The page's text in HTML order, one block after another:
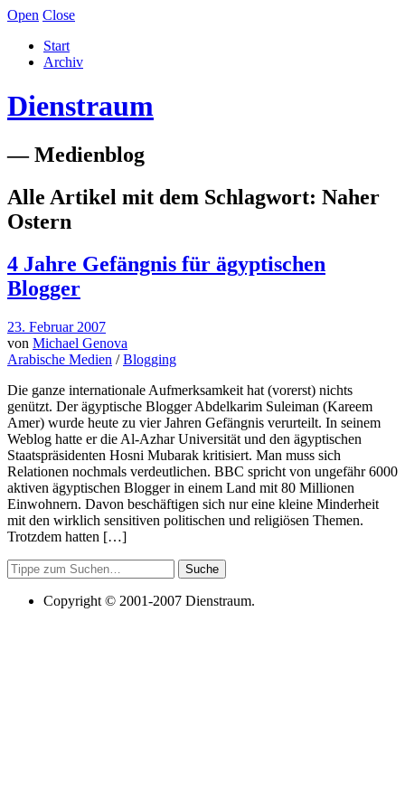
Open Close
Start
Archiv
Dienstraum
— Medienblog
Alle Artikel mit dem Schlagwort: Naher
Ostern
4 Jahre Gefängnis für ägyptischen
Blogger
23. Februar 2007
von Michael Genova
Arabische Medien /Blogging
Die ganze internationale Aufmerksamkeit hat (vorerst) nichts
genützt. Der ägyptische Blogger Abdelkarim Suleiman (Kareem
Amer) wurde heute zu vier Jahren Gefängnis verurteilt. In seinem
Weblog hatte er die Al-Azhar Universität und den ägyptischen
Staatspräsidenten Hosni Mubarak kritisiert. Man muss sich
Relationen nochmals verdeutlichen. BBC spricht von ungefähr 6000
aktiven ägyptischen Blogger in einem Land mit 80 Millionen
Einwohnern. Davon beschäftigen sich nur eine kleine Minderheit
mit den wirklich sensitiven politischen und religiösen Themen.
Trotzdem hatten […]
Suche
Copyright © 2001-2007 Dienstraum.